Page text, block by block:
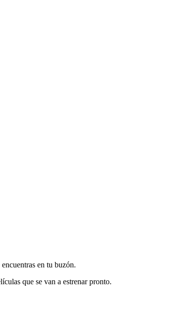
en tu buzón.
que se van a estrenar pronto.